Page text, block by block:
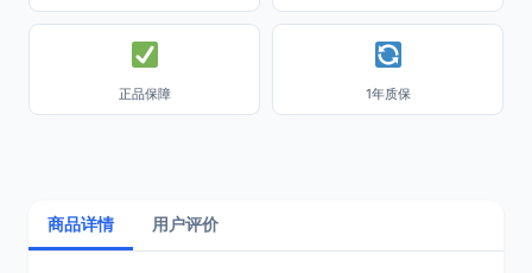
正品保障 1年质保
商品详情 用户评价